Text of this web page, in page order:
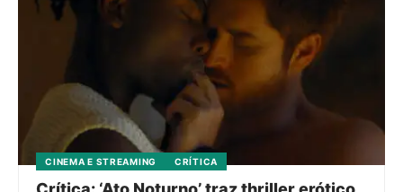
CINEMA E STREAMING CRÍTICA